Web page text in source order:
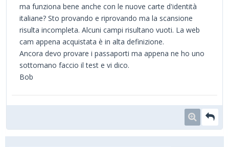
ma funziona bene anche con le nuove carte d'identità
italiane? Sto provando e riprovando ma la scansione
risulta incompleta. Alcuni campi risultano vuoti. La web
cam appena acquistata è in alta definizione.
Ancora devo provare i passaporti ma appena ne ho uno
sottomano faccio il test e vi dico.
Bob